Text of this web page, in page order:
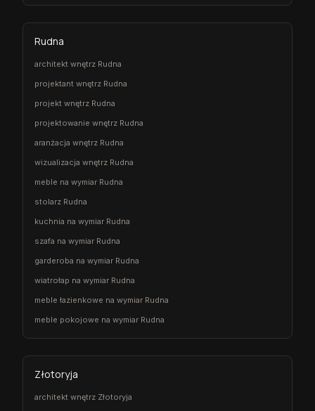
Rudna
architekt wnętrz Rudna
projektant wnętrz Rudna
projekt wnętrz Rudna
projektowanie wnętrz Rudna
aranżacja wnętrz Rudna
wizualizacja wnętrz Rudna
meble na wymiar Rudna
stolarz Rudna
kuchnia na wymiar Rudna
szafa na wymiar Rudna
garderoba na wymiar Rudna
wiatrołap na wymiar Rudna
meble łazienkowe na wymiar Rudna
meble pokojowe na wymiar Rudna
Złotoryja
architekt wnętrz Złotoryja